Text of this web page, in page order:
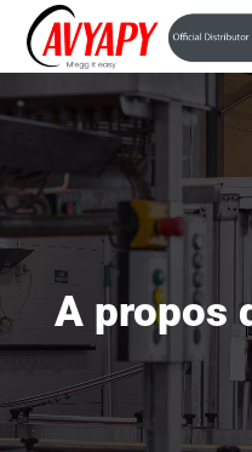
vidéo
A propos